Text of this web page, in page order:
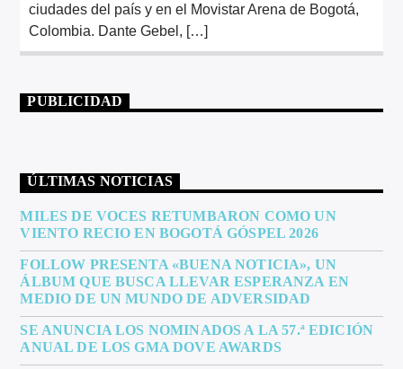
ciudades del país y en el Movistar Arena de Bogotá,
Colombia. Dante Gebel, […]
PUBLICIDAD
ÚLTIMAS NOTICIAS
MILES DE VOCES RETUMBARON COMO UN
VIENTO RECIO EN BOGOTÁ GÓSPEL 2026
FOLLOW PRESENTA «BUENA NOTICIA», UN
ÁLBUM QUE BUSCA LLEVAR ESPERANZA EN
MEDIO DE UN MUNDO DE ADVERSIDAD
SE ANUNCIA LOS NOMINADOS A LA 57.ª EDICIÓN
ANUAL DE LOS GMA DOVE AWARDS